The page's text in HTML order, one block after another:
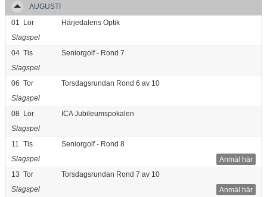
AUGUSTI
01 Lör
Härjedalens Optik
Slagspel
04 Tis
Seniorgolf - Rond 7
Slagspel
06 Tor
Torsdagsrundan Rond 6 av 10
Slagspel
08 Lör
ICA Jubileumspokalen
Slagspel
11 Tis
Seniorgolf - Rond 8
Anmäl här
Slagspel
13 Tor
Torsdagsrundan Rond 7 av 10
Anmäl här
Slagspel